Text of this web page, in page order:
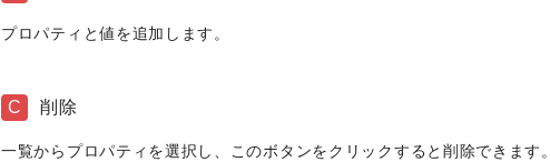
プロパティと値を追加します。
C 削除
一覧からプロパティを選択し、このボタンをクリックすると削除できます。